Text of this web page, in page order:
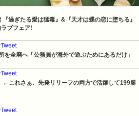
過ぎたる愛は猛毒』&『天才は蝶の恋に堕ちる』
ブフェア!
を全廃へ「公務員が海外で遊ぶためにあるだけ」
←これさぁ、先発リリーフの両方で活躍して199勝